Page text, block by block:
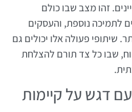
זהו מצב שבו כולם
לתמיכה נוספת, והעסקים
שיתופי פעולה אלו יכולים גם
שבו כל צד תורם להצלחת
עם דגש על קיימות